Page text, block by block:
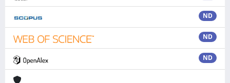
ND
ND
ND